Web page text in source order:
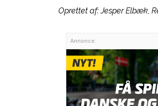
Oprettet af:Jesper Elbæk,
Annonce: